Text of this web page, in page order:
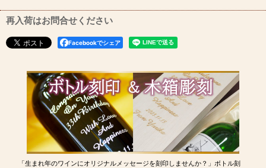
再入荷はお問合せください
Facebookでシェア
「生まれ年のワインにオリジナルメッセージを刻印しませんか？」ボトル刻